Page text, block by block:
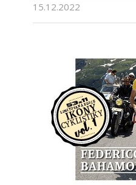
15.12.2022